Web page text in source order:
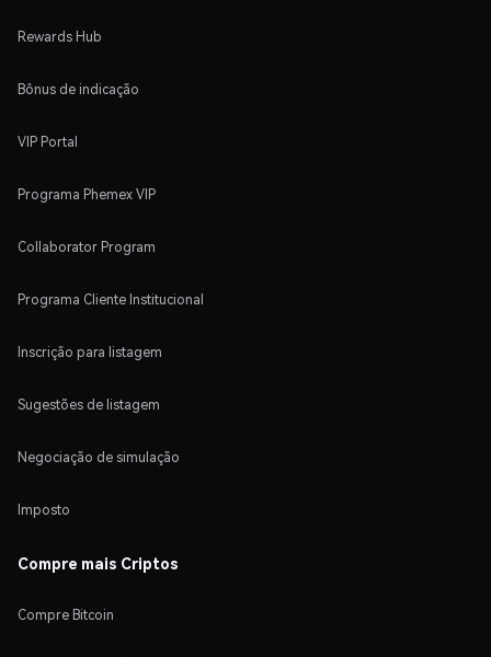
Rewards Hub
Bônus de indicação
VIP Portal
Programa Phemex VIP
Collaborator Program
Programa Cliente Institucional
Inscrição para listagem
Sugestões de listagem
Negociação de simulação
Imposto
Compre mais Criptos
Compre Bitcoin